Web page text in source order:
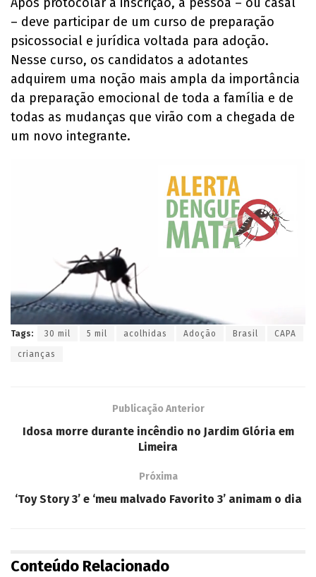
– deve participar de um curso de preparação
psicossocial e jurídica voltada para adoção.
Nesse curso, os candidatos a adotantes
adquirem uma noção mais ampla da importância
da preparação emocional de toda a família e de
todas as mudanças que virão com a chegada de
um novo integrante.
Tags: 30 mil 5 mil acolhidas Adoção Brasil CAPA
crianças
Publicação Anterior
Idosa morre durante incêndio no Jardim Glória em
Limeira
Próxima
‘Toy Story 3’ e ‘meu malvado Favorito 3’ animam o dia
Conteúdo Relacionado